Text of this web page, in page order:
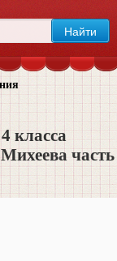
класса
часть